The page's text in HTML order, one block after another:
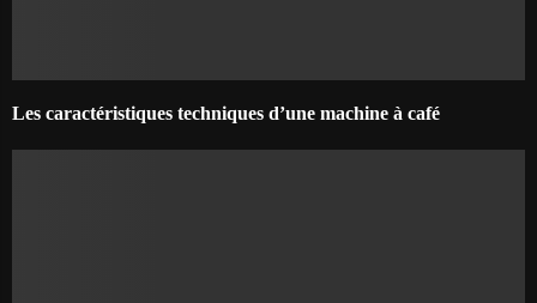
Les caractéristiques techniques d’une machine à café